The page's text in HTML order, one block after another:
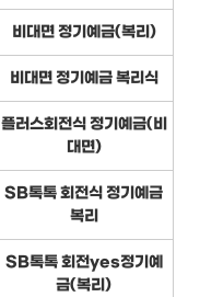
비대면 정기예금(복리)
비대면 정기예금 복리식
플러스회전식 정기예금(비
대면)
SB톡톡 회전식 정기예금
복리
SB톡톡 회전yes정기예
금(복리)